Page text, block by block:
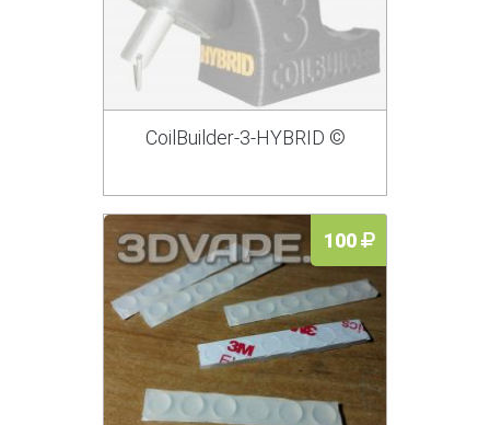
CoilBuilder-3-HYBRID ©
100